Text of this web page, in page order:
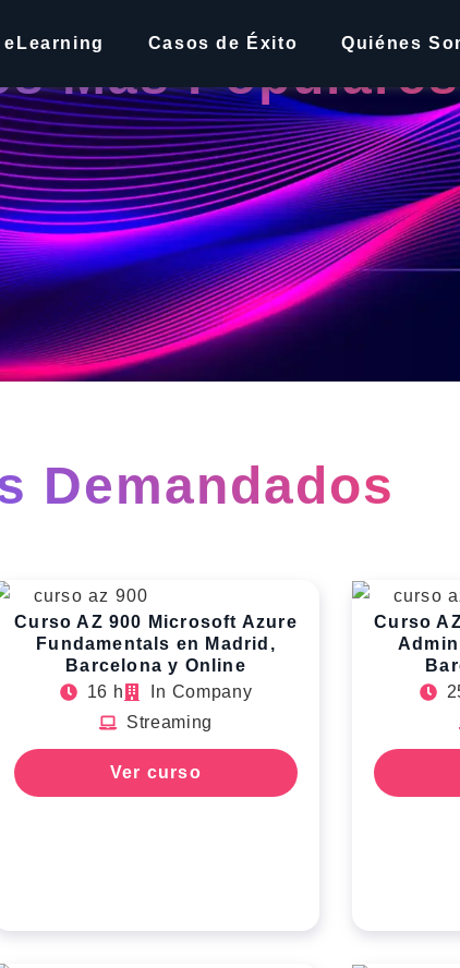
Casos de Éxito Quiénes
Más Populares
Demandados
Curso AZ 900 Microsoft Azure
Fundamentals en Madrid,
Barcelona y Online
16 h
In Company
Streaming
Ver curso
Curso